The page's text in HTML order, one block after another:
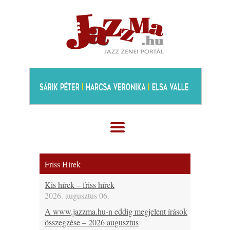
Friss Hírek
Kis hírek – friss hírek
2026. augusztus 06.
A www.jazzma.hu-n eddig megjelent írások
összegzése – 2026 augusztus